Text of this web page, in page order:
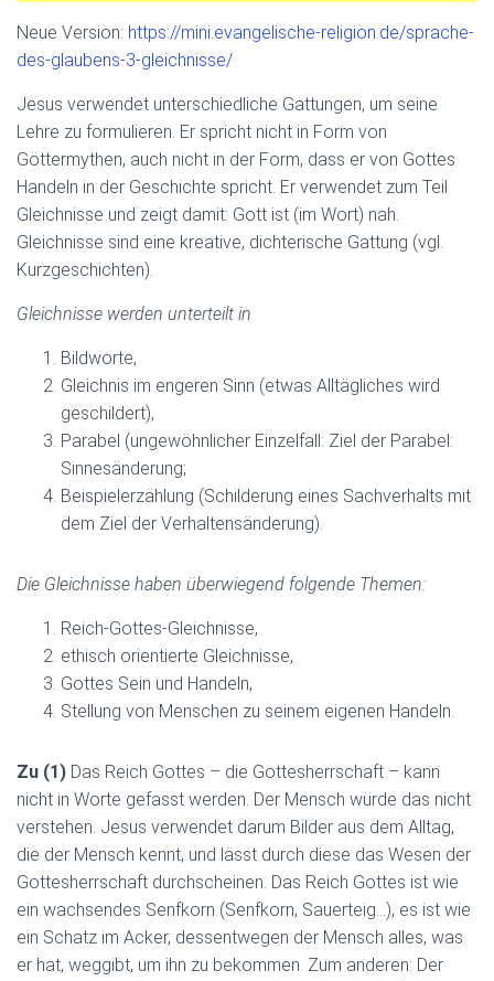
Neue Version: https://mini.evangelische-religion.de/sprache-
des-glaubens-3-gleichnisse/
Jesus verwendet unterschiedliche Gattungen, um seine
Lehre zu formulieren. Er spricht nicht in Form von
Göttermythen, auch nicht in der Form, dass er von Gottes
Handeln in der Geschichte spricht. Er verwendet zum Teil
Gleichnisse und zeigt damit: Gott ist (im Wort) nah.
Gleichnisse sind eine kreative, dichterische Gattung (vgl.
Kurzgeschichten).
Gleichnisse werden unterteilt in
Bildworte,
Gleichnis im engeren Sinn (etwas Alltägliches wird
geschildert),
Parabel (ungewöhnlicher Einzelfall: Ziel der Parabel:
Sinnesänderung;
Beispielerzählung (Schilderung eines Sachverhalts mit
dem Ziel der Verhaltensänderung).
Die Gleichnisse haben überwiegend folgende Themen:
Reich-Gottes-Gleichnisse,
ethisch orientierte Gleichnisse,
Gottes Sein und Handeln,
Stellung von Menschen zu seinem eigenen Handeln.
Zu (1) Das Reich Gottes – die Gottesherrschaft – kann
nicht in Worte gefasst werden. Der Mensch würde das nicht
verstehen. Jesus verwendet darum Bilder aus dem Alltag,
die der Mensch kennt, und lässt durch diese das Wesen der
Gottesherrschaft durchscheinen. Das Reich Gottes ist wie
ein wachsendes Senfkorn (Senfkorn, Sauerteig…), es ist wie
ein Schatz im Acker, dessentwegen der Mensch alles, was
er hat, weggibt, um ihn zu bekommen. Zum anderen: Der